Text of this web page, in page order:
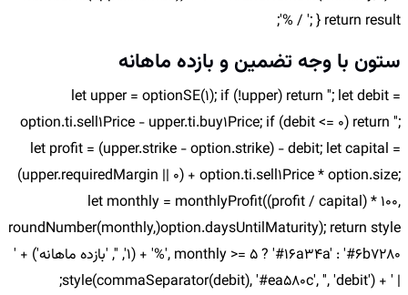
'% / '; } return result;
ستون با وجه تضمین و بازده ماهانه
let upper = optionSE(1); if (!upper) return ''; let debit =
option.ti.sell1Price - upper.ti.buy1Price; if (debit <= 0) return '';
let profit = (upper.strike - option.strike) - debit; let capital =
(upper.requiredMargin || 0) + option.ti.sell1Price * option.size;
let monthly = monthlyProfit((profit / capital) * 100,
option.daysUntilMaturity); return style(roundNumber(monthly,
1) + '%', monthly >= 5 ? '#16a34a' : '#6b7280', '', 'بازده ماهانه') + '
| ' + style(commaSeparator(debit), '#ea580c', '', 'debit');